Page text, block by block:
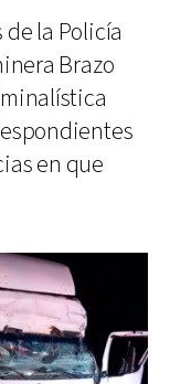
la Policía
Brazo
en que